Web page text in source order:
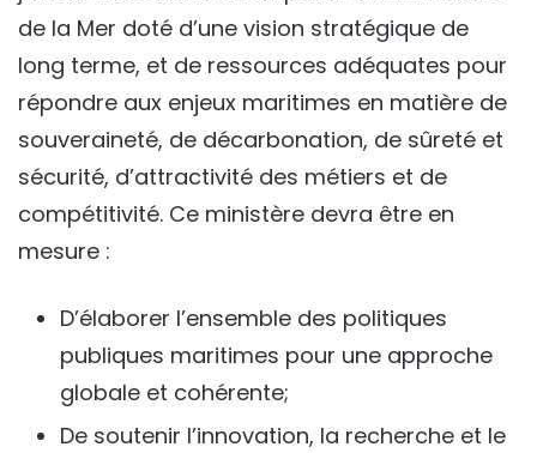
de la Mer doté d’une vision stratégique de
long terme, et de ressources adéquates pour
répondre aux enjeux maritimes en matière de
souveraineté, de décarbonation, de sûreté et
sécurité, d’attractivité des métiers et de
compétitivité. Ce ministère devra être en
mesure :
D’élaborer l’ensemble des politiques
publiques maritimes pour une approche
globale et cohérente;
De soutenir l’innovation, la recherche et le